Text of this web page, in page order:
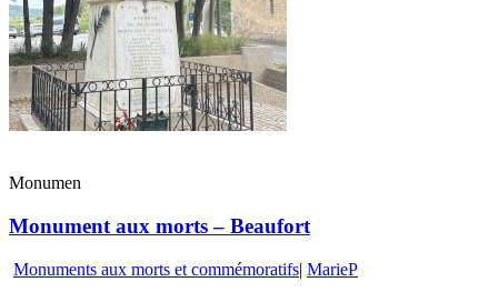
Monumen
Monument aux morts – Beaufort
Monuments aux morts et commémoratifs| MarieP